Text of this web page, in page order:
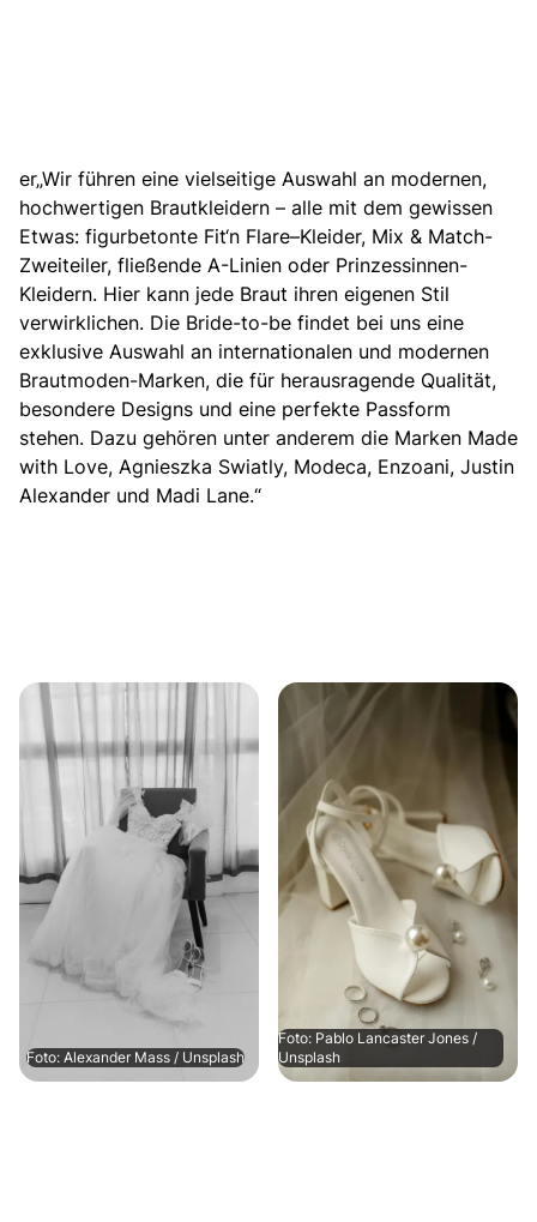
er„Wir führen eine vielseitige Auswahl an modernen,
hochwertigen Brautkleidern – alle mit dem gewissen
Etwas: figurbetonte Fit‘n Flare–Kleider, Mix & Match-
Zweiteiler, fließende A-Linien oder Prinzessinnen-
Kleidern. Hier kann jede Braut ihren eigenen Stil
verwirklichen. Die Bride-to-be findet bei uns eine
exklusive Auswahl an internationalen und modernen
Brautmoden-Marken, die für herausragende Qualität,
besondere Designs und eine perfekte Passform
stehen. Dazu gehören unter anderem die Marken Made
with Love, Agnieszka Swiatly, Modeca, Enzoani, Justin
Alexander und Madi Lane.“
Foto: Alexander Mass / Unsplash
Foto: Pablo Lancaster Jones /
Unsplash